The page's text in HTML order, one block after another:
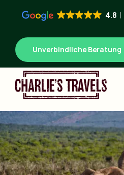
4.8
Unverbindliche Beratung